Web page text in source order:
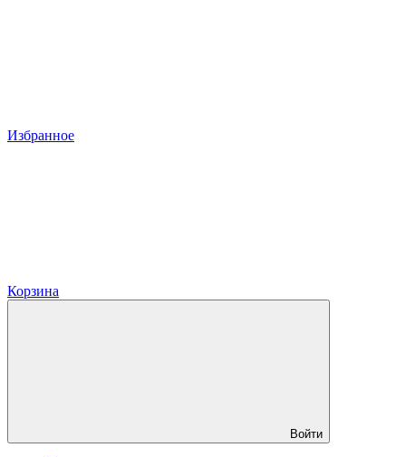
Избранное
Корзина
Войти